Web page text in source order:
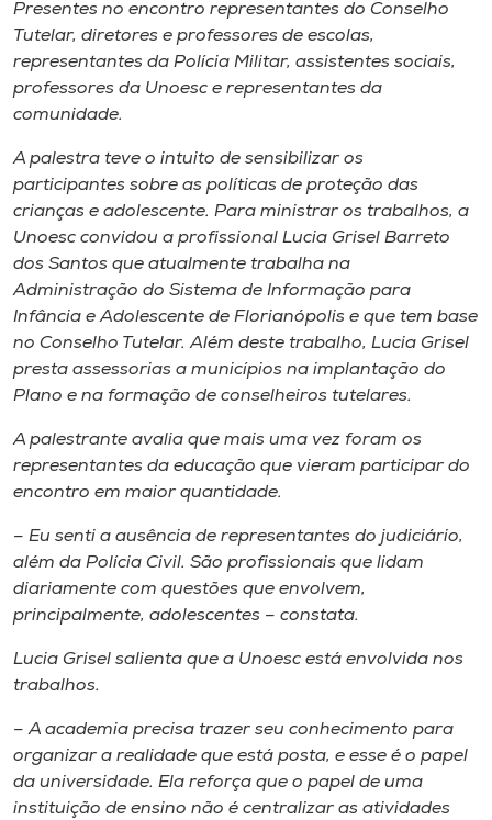
Editora
Rádio
Museu
Unoesc
Store
Selecione
o idioma
A+
A-
Presentes no encontro representantes do Conselho
Tutelar, diretores e professores de escolas,
representantes da Polícia Militar, assistentes sociais,
professores da Unoesc e representantes da
comunidade.
A palestra teve o intuito de sensibilizar os
participantes sobre as políticas de proteção das
crianças e adolescente. Para ministrar os trabalhos, a
Unoesc convidou a profissional Lucia Grisel Barreto
dos Santos que atualmente trabalha na
Administração do Sistema de Informação para
Infância e Adolescente de Florianópolis e que tem base
no Conselho Tutelar. Além deste trabalho, Lucia Grisel
presta assessorias a municípios na implantação do
Plano e na formação de conselheiros tutelares.
A palestrante avalia que mais uma vez foram os
representantes da educação que vieram participar do
encontro em maior quantidade.
– Eu senti a ausência de representantes do judiciário,
além da Polícia Civil. São profissionais que lidam
diariamente com questões que envolvem,
principalmente, adolescentes – constata.
Lucia Grisel salienta que a Unoesc está envolvida nos
trabalhos.
– A academia precisa trazer seu conhecimento para
organizar a realidade que está posta, e esse é o papel
da universidade. Ela reforça que o papel de uma
instituição de ensino não é centralizar as atividades